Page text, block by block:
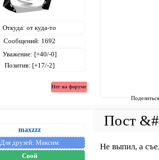
Откуда: от куда-то
Сообщений: 1692
Уважение: [+40/-0]
Позитив: [+17/-2]
maxzzz
Для друзей: Максим
Свой
Не выпил, а